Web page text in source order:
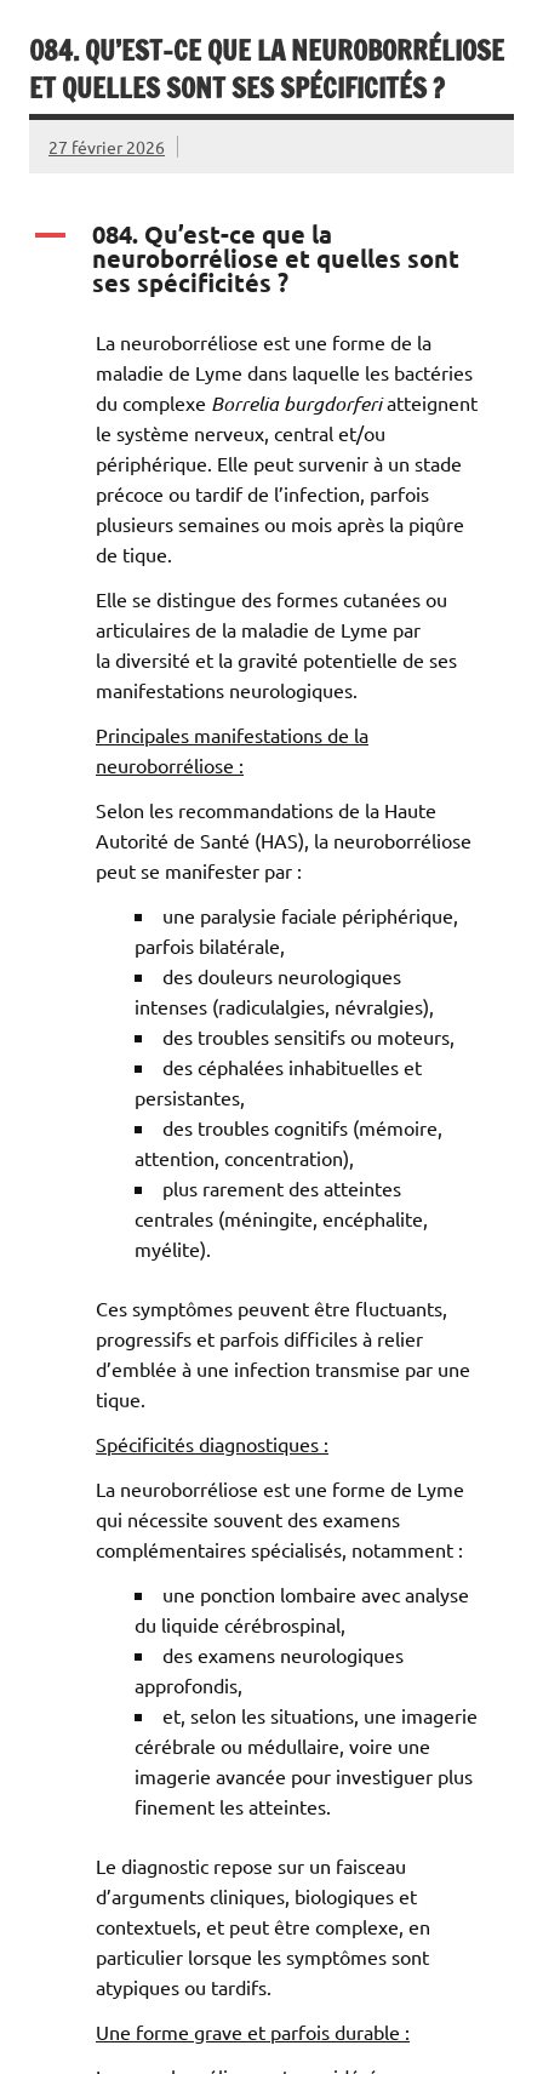
084. QU’EST-CE QUE LA NEUROBORRÉLIOSE
ET QUELLES SONT SES SPÉCIFICITÉS ?
27 février 2026
A 084. Qu’est-ce que la
neuroborréliose et quelles sont
ses spécificités ?
La neuroborréliose est une forme de la
maladie de Lyme dans laquelle les bactéries
du complexe Borrelia burgdorferiatteignent
le système nerveux, central et/ou
périphérique. Elle peut survenir à un stade
précoce ou tardif de l’infection, parfois
plusieurs semaines ou mois après la piqûre
de tique.
Elle se distingue des formes cutanées ou
articulaires de la maladie de Lyme par
la diversité et la gravité potentielle de ses
manifestations neurologiques.
Principales manifestations de la
neuroborréliose :
Selon les recommandations de la Haute
Autorité de Santé (HAS), la neuroborréliose
peut se manifester par :
une paralysie faciale périphérique,
parfois bilatérale,
des douleurs neurologiques
intenses (radiculalgies, névralgies),
des troubles sensitifs ou moteurs,
des céphalées inhabituelles et
persistantes,
des troubles cognitifs (mémoire,
attention, concentration),
plus rarement des atteintes
centrales (méningite, encéphalite,
myélite).
Ces symptômes peuvent être fluctuants,
progressifs et parfois difficiles à relier
d’emblée à une infection transmise par une
tique.
Spécificités diagnostiques :
La neuroborréliose est une forme de Lyme
qui nécessite souvent des examens
complémentaires spécialisés, notamment :
une ponction lombaire avec analyse
du liquide cérébrospinal,
des examens neurologiques
approfondis,
et, selon les situations, une imagerie
cérébrale ou médullaire, voire une
imagerie avancée pour investiguer plus
finement les atteintes.
Le diagnostic repose sur un faisceau
d’arguments cliniques, biologiques et
contextuels, et peut être complexe, en
particulier lorsque les symptômes sont
atypiques ou tardifs.
Une forme grave et parfois durable :